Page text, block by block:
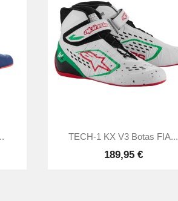
 Vista rápida
TECH-1 KX V3 Botas FIA...
189,95 €